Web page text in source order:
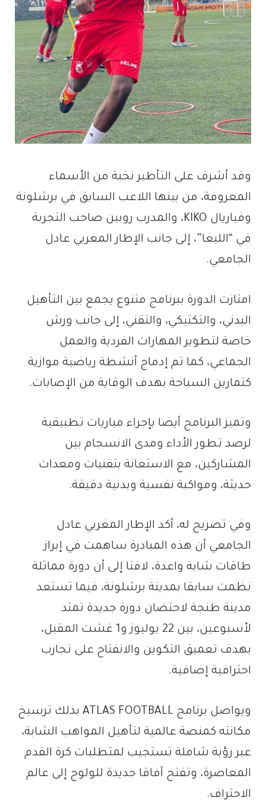
وقد أشرف على التأطير نخبة من الأسماء
المعروفة، من بينها اللاعب السابق في برشلونة
وفياريال KIKO، والمدرب روبين صاحب التجربة
في “الليغا”، إلى جانب الإطار المغربي عادل
الجامعي.
امتازت الدورة ببرنامج متنوع يجمع بين التأهيل
البدني، والتكتيكي، والتقني، إلى جانب ورش
خاصة لتطوير المهارات الفردية والعمل
الجماعي، كما تم إدماج أنشطة رياضية موازية
كتمارين السباحة بهدف الوقاية من الإصابات.
وتميز البرنامج أيضا بإجراء مباريات تطبيقية
لرصد تطور الأداء ومدى الانسجام بين
المشاركين، مع الاستعانة بتقنيات ومعدات
حديثة، ومواكبة نفسية وبدنية دقيقة.
وفي تصريح له، أكد الإطار المغربي عادل
الجامعي أن هذه المبادرة ساهمت في إبراز
طاقات شابة واعدة، لافتا إلى أن دورة مماثلة
نظمت سابقا بمدينة برشلونة، فيما تستعد
مدينة طنجة لاحتضان دورة جديدة تمتد
لأسبوعين، بين 22 يوليوز و1 غشت المقبل،
بهدف تعميق التكوين والانفتاح على تجارب
احترافية إضافية.
ويواصل برنامج ATLAS FOOTBALL بذلك ترسيخ
مكانته كمنصة عالمية لتأهيل المواهب الشابة،
عبر رؤية شاملة تستجيب لمتطلبات كرة القدم
المعاصرة، وتفتح آفاقا جديدة للولوج إلى عالم
الاحتراف.